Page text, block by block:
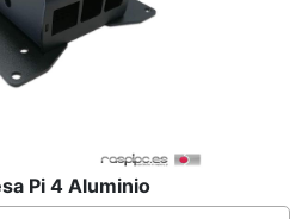
Pi 4 Aluminio